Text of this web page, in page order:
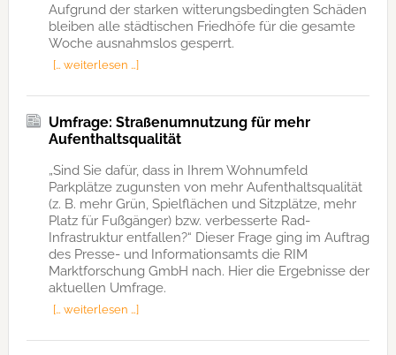
Aufgrund der starken witterungsbedingten Schäden
bleiben alle städtischen Friedhöfe für die gesamte
Woche ausnahmslos gesperrt.
[… weiterlesen …]
Umfrage: Straßenumnutzung für mehr
Aufenthaltsqualität
„Sind Sie dafür, dass in Ihrem Wohnumfeld
Parkplätze zugunsten von mehr Aufenthaltsqualität
(z. B. mehr Grün, Spielflächen und Sitzplätze, mehr
Platz für Fußgänger) bzw. verbesserte Rad-
Infrastruktur entfallen?“ Dieser Frage ging im Auftrag
des Presse- und Informationsamts die RIM
Marktforschung GmbH nach. Hier die Ergebnisse der
aktuellen Umfrage.
[… weiterlesen …]